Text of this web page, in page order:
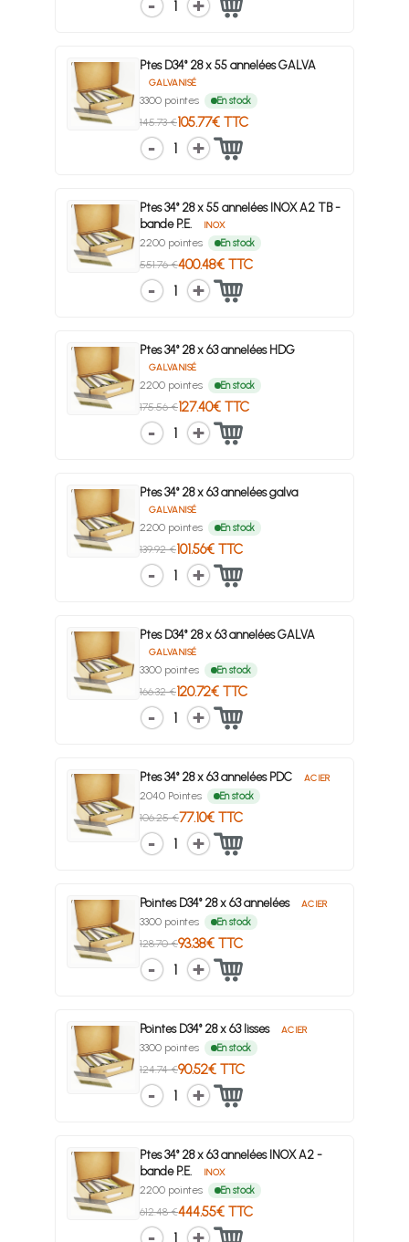
1
Ptes D34° 28 x 55 annelées GALVA
GALVANISÉ
3300 pointes En stock
145.73 €105.77€ TTC
1
Ptes 34° 28 x 55 annelées INOX A2 TB -
bande P.E.
INOX
2200 pointes En stock
551.76 €400.48€ TTC
1
Ptes 34° 28 x 63 annelées HDG
GALVANISÉ
2200 pointes En stock
175.56 €127.40€ TTC
1
Ptes 34° 28 x 63 annelées galva
GALVANISÉ
2200 pointes En stock
139.92 €101.56€ TTC
1
Ptes D34° 28 x 63 annelées GALVA
GALVANISÉ
3300 pointes En stock
166.32 €120.72€ TTC
1
Ptes 34° 28 x 63 annelées PDC ACIER
2040 Pointes En stock
106.25 €77.10€ TTC
1
Pointes D34° 28 x 63 annelées ACIER
3300 pointes En stock
128.70 €93.38€ TTC
1
Pointes D34° 28 x 63 lisses ACIER
3300 pointes En stock
124.74 €90.52€ TTC
1
Ptes 34° 28 x 63 annelées INOX A2 -
bande P.E.
INOX
2200 pointes En stock
612.48 €444.55€ TTC
1